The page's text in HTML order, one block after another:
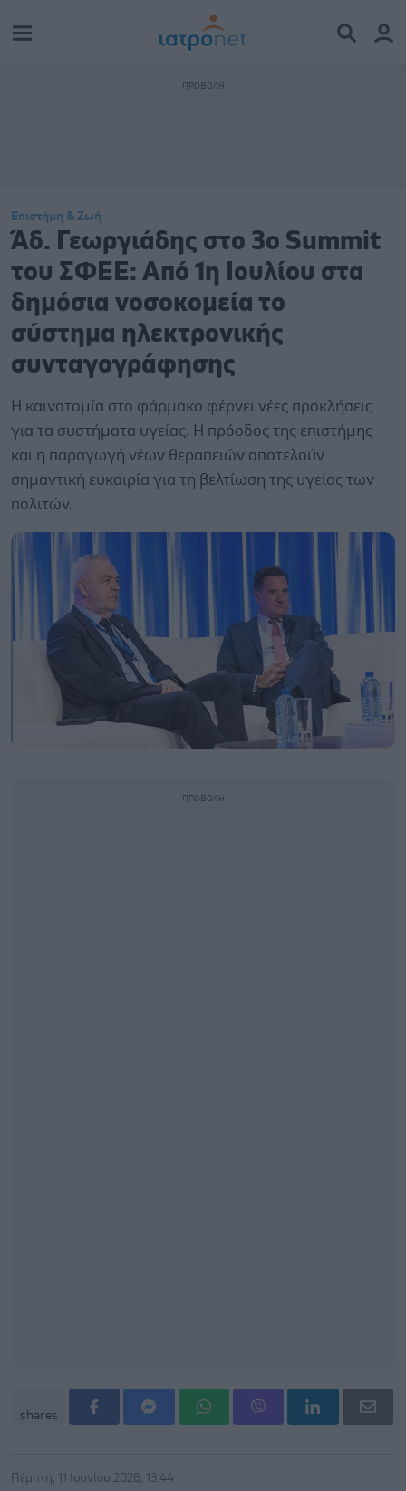
Επιστήμη & Ζωή
Άδ. Γεωργιάδης στο 3ο Summit
του ΣΦΕΕ: Από 1η Ιουλίου στα
δημόσια νοσοκομεία το
σύστημα ηλεκτρονικής
συνταγογράφησης
Η καινοτομία στο φάρμακο φέρνει νέες προκλήσεις
για τα συστήματα υγείας. Η πρόοδος της επιστήμης
και η παραγωγή νέων θεραπειών αποτελούν
σημαντική ευκαιρία για τη βελτίωση της υγείας των
πολιτών.
shares
Πέμπτη, 11 Ιουνίου 2026, 13:44